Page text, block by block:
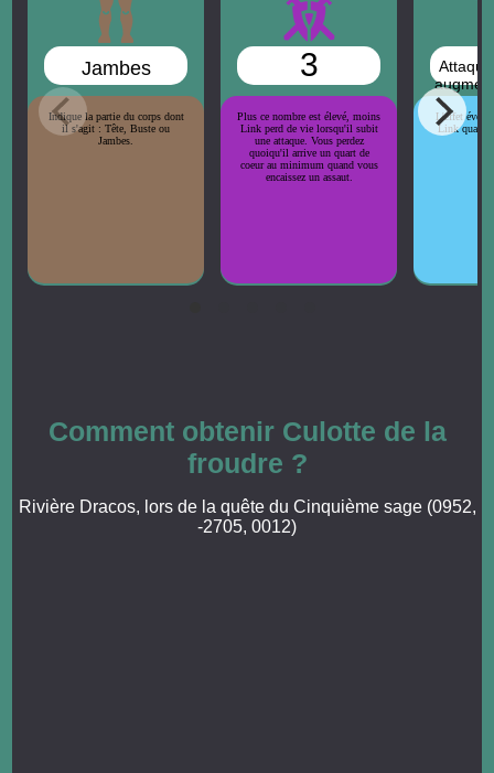
Jambes
Indique la partie du corps dont
il s'agit : Tête, Buste ou
Jambes.
3
Plus ce nombre est élevé, moins
Link perd de vie lorsqu'il subit
une attaque. Vous perdez
quoiqu'il arrive un quart de
coeur au minimum quand vous
encaissez un assaut.
L'effet
Link quand
Comment obtenir Culotte de la
froudre ?
Rivière Dracos, lors de la quête du Cinquième sage (0952,
-2705, 0012)